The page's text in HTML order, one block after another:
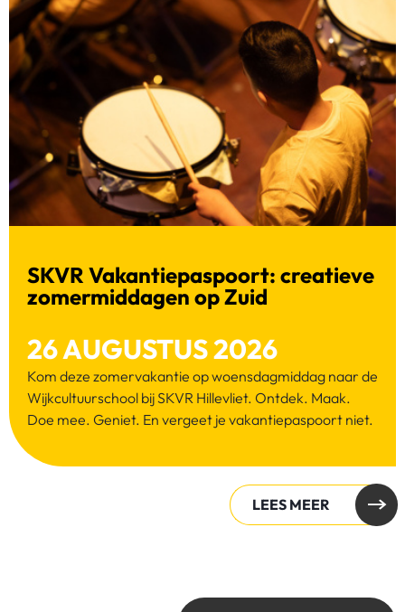
26 AUGUSTUS 2026
SKVR Vakantiepaspoort: creatieve
zomermiddagen op Zuid
Kom deze zomervakantie op woensdagmiddag naar de
Wijkcultuurschool bij SKVR Hillevliet. Ontdek. Maak.
Doe mee. Geniet. En vergeet je vakantiepaspoort niet.
LEES MEER